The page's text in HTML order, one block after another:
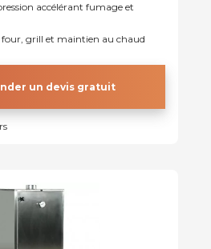
accélérant fumage et
four, grill et maintien au chaud
un devis gratuit